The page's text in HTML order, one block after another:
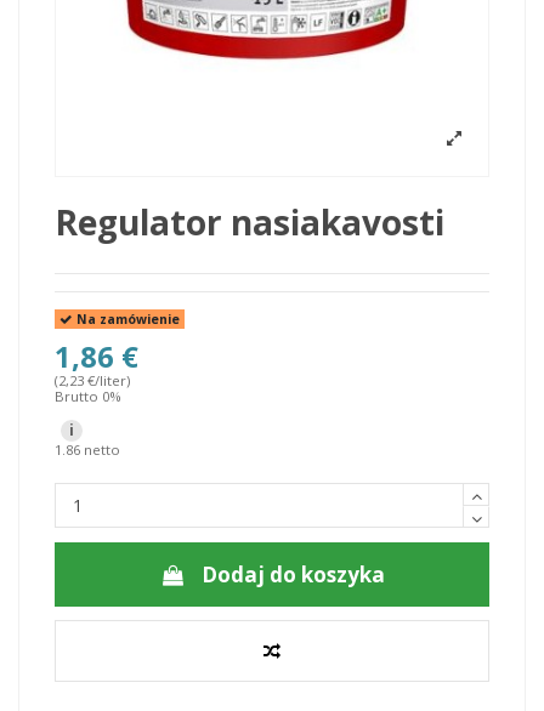
Regulator nasiakavosti
Na zamówienie
1,86 €
(2,23 €/liter)
Brutto 0%
i
1.86 netto
Dodaj do koszyka